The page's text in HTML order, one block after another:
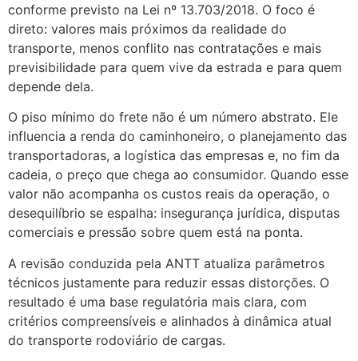
conforme previsto na Lei nº 13.703/2018. O foco é
direto: valores mais próximos da realidade do
transporte, menos conflito nas contratações e mais
previsibilidade para quem vive da estrada e para quem
depende dela.
O piso mínimo do frete não é um número abstrato. Ele
influencia a renda do caminhoneiro, o planejamento das
transportadoras, a logística das empresas e, no fim da
cadeia, o preço que chega ao consumidor. Quando esse
valor não acompanha os custos reais da operação, o
desequilíbrio se espalha: insegurança jurídica, disputas
comerciais e pressão sobre quem está na ponta.
A revisão conduzida pela ANTT atualiza parâmetros
técnicos justamente para reduzir essas distorções. O
resultado é uma base regulatória mais clara, com
critérios compreensíveis e alinhados à dinâmica atual
do transporte rodoviário de cargas.